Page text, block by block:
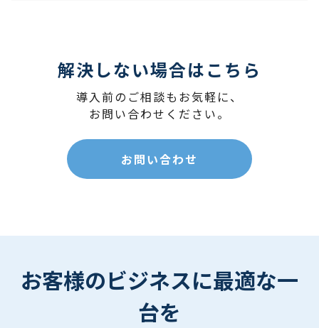
解決しない場合はこちら
導入前のご相談もお気軽に、
お問い合わせください。
お問い合わせ
お客様のビジネスに最適な一
台を